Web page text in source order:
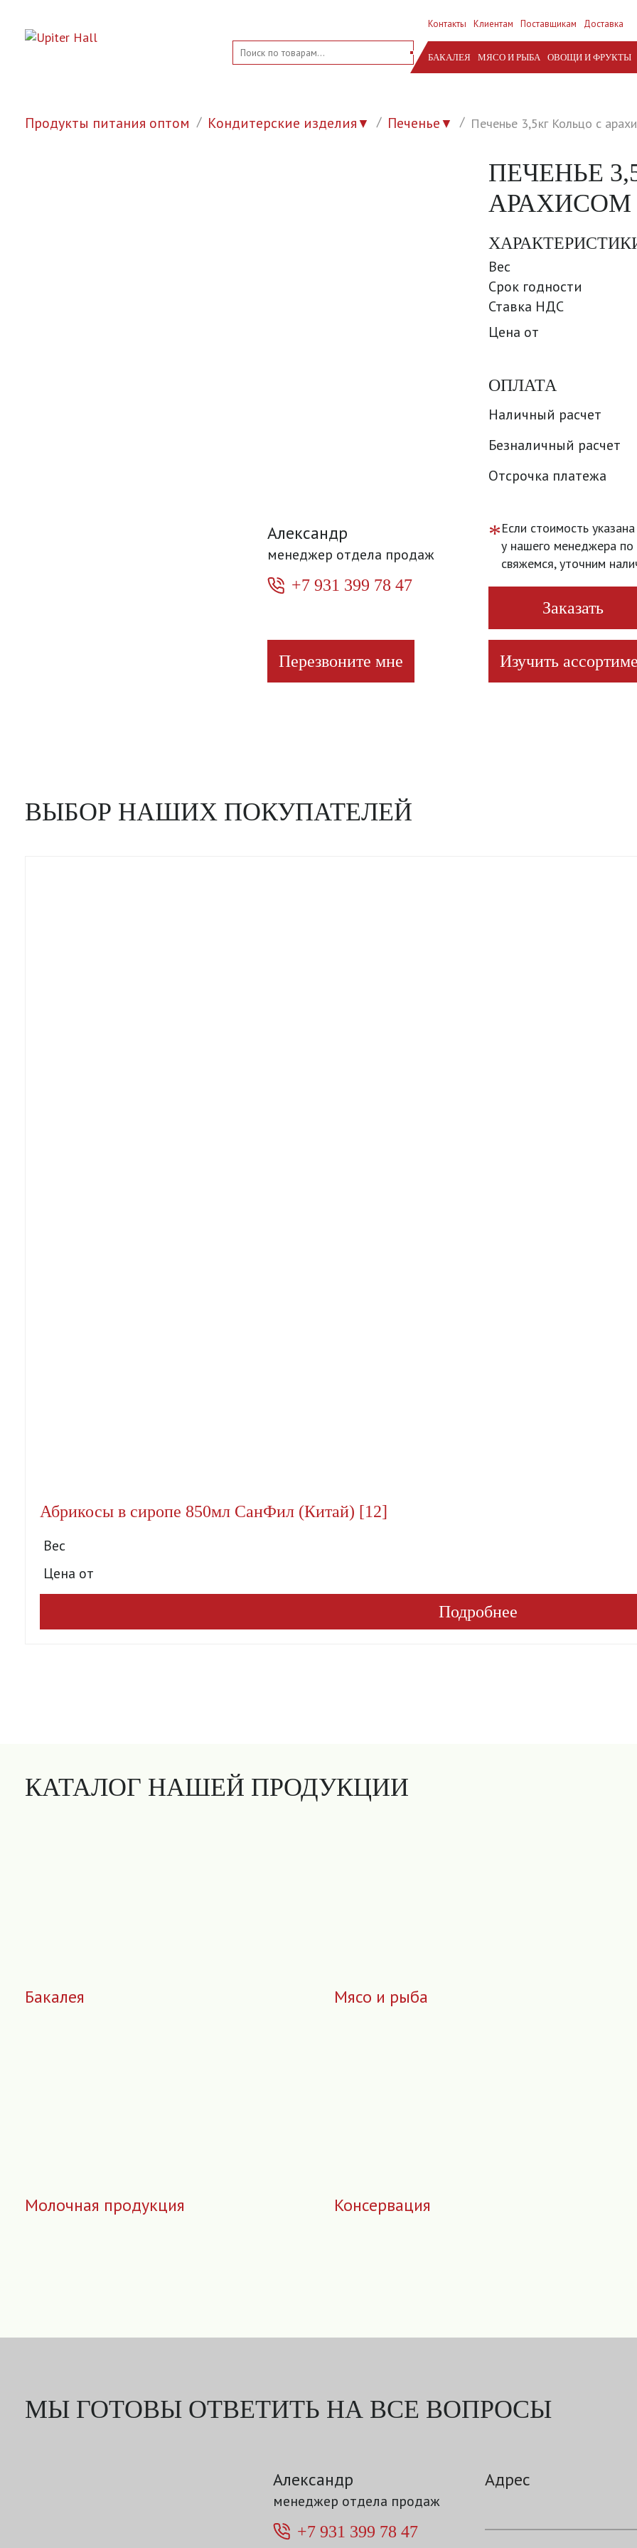
Контакты Клиентам Поставщикам Доставка
БАКАЛЕЯ МЯСО И РЫБА ОВОЩИ И ФРУКТЫ
Продукты питания оптом Кондитерские изделия▼ Печенье▼ Печенье 3,5кг Кольцо с
Александр
менеджер отдела продаж
+7 931 399 78 47
Перезвоните мне
ПЕЧЕНЬЕ
АРАХИСОМ
Вес
Срок годности
Ставка НДС
Цена от
ОПЛАТА
Наличный расчет
Безналичный расчет
Отсрочка платежа
*Если стоимость
у нашего менеджера по
свяжемся, уточним
Заказать
Изучить
ВЫБОР НАШИХ ПОКУПАТЕЛЕЙ
Абрикосы в сиропе 850мл СанФил (Китай) [12]
Вес
Цена от
Подробнее
КАТАЛОГ НАШЕЙ ПРОДУКЦИИ
Бакалея Мясо и рыба
Молочная продукция Консервация
МЫ ГОТОВЫ ОТВЕТИТЬ НА ВСЕ ВОПРОСЫ
Александр
менеджер отдела продаж
+7 931 399 78 47
Адрес